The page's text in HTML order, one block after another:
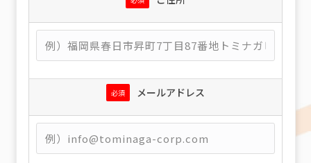
必須 メールアドレス